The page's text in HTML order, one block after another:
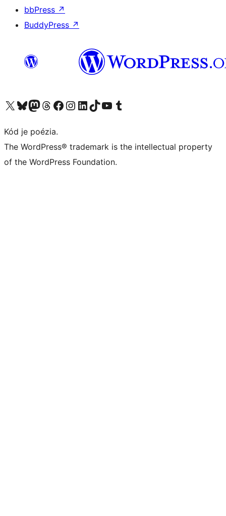
bbPress ↗
BuddyPress ↗
Navštívte náš účet na X (predtým Twitter)
Navštívte náš účet na platforme Bluesky
Navštívte náš účet na Mastodone
Navštívte náš účet na platforme Threads
Navštívte našu stránku na Facebooku
Navštívte náš účet Instagram
Navštívte náš účet LinkedIn
Navštívte náš účet na platforme TikTok
Navštívte náš kanál YouTube
Navštívte náš účet na platforme Tumblr
Kód je poézia.
The WordPress® trademark is the intellectual property
of the WordPress Foundation.